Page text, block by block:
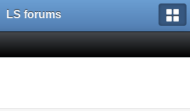
LS forums